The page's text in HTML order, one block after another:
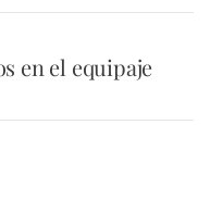
en el equipaje